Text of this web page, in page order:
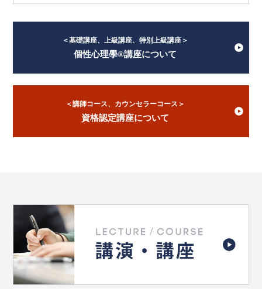
＜基礎講座、上級講座、特別上級講座＞
個性心理學®講座について
＜講師コース、カウンセラーコース＞
資格認定講座について